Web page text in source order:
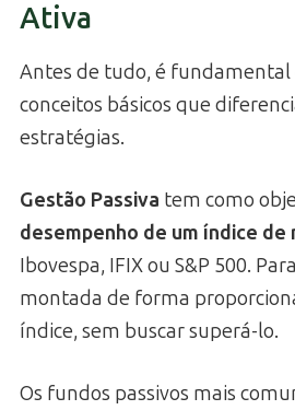
Ativa
Antes de tudo, é fundamental
conceitos básicos que
estratégias.
Gestão Passiva tem como
desempenho de um índice
Ibovespa, IFIX ou S&P 500.
montada de forma
índice, sem buscar superá-lo.
Os fundos passivos mais